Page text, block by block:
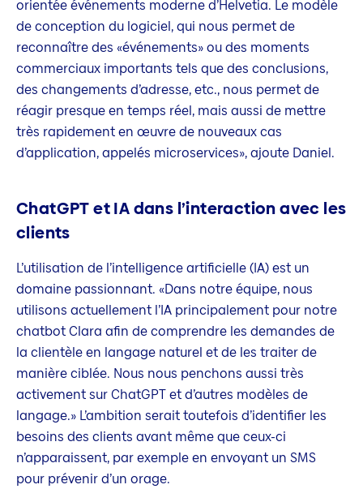
orientée événements moderne d’Helvetia. Le modèle
de conception du logiciel, qui nous permet de
reconnaître des «événements» ou des moments
commerciaux importants tels que des conclusions,
des changements d’adresse, etc., nous permet de
réagir presque en temps réel, mais aussi de mettre
très rapidement en œuvre de nouveaux cas
d’application, appelés microservices», ajoute Daniel.
ChatGPT et IA dans l’interaction avec les
clients
L’utilisation de l’intelligence artificielle (IA) est un
domaine passionnant. «Dans notre équipe, nous
utilisons actuellement l’IA principalement pour notre
chatbot Clara afin de comprendre les demandes de
la clientèle en langage naturel et de les traiter de
manière ciblée. Nous nous penchons aussi très
activement sur ChatGPT et d’autres modèles de
langage.» L’ambition serait toutefois d’identifier les
besoins des clients avant même que ceux-ci
n’apparaissent, par exemple en envoyant un SMS
pour prévenir d’un orage.